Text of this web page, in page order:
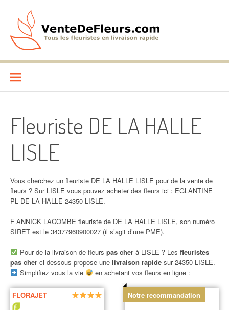
contenu
VenteDeFleurs.com
Fleuriste DE LA HALLE
LISLE
Vous cherchez un fleuriste DE LA HALLE LISLE pour de la vente de
fleurs ? Sur LISLE vous pouvez acheter des fleurs ici : EGLANTINE
PL DE LA HALLE 24350 LISLE.
F ANNICK LACOMBE fleuriste de DE LA HALLE LISLE, son numéro
SIRET est le 34377960900027 (il s’agit d’une PME).
Pour de la livraison de fleurs pas cherà LISLE ? Les fleuristes
pas cher ci-dessous propose une livraison rapide sur 24350 LISLE.
Simplifiez vous la vie
en achetant vos fleurs en ligne :
FLORAJET Notre recommandation